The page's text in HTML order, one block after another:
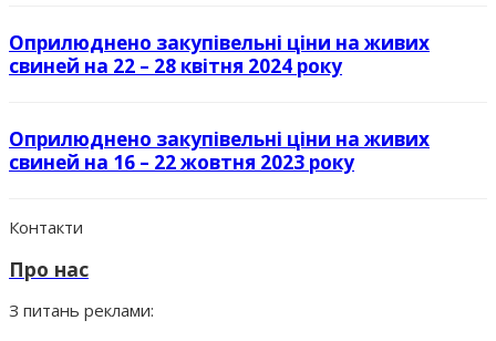
Оприлюднено закупівельні ціни на живих
свиней на 22 – 28 квітня 2024 року
Оприлюднено закупівельні ціни на живих
свиней на 16 – 22 жовтня 2023 року
Контакти
Про нас
З питань реклами: